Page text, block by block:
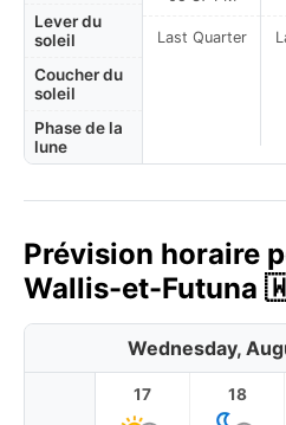
Lever du
soleil
Coucher du
soleil
Phase de la
lune
Last Quarter
Prévision horaire
Wallis-et-Futuna
Wednesday,
17 18